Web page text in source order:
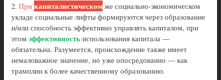
2. При капиталистическом же социально-экономическом
укладе социальные лифты формируются через образование
и/или способность эффективно управлять капиталом, при
этом эффективность использования капитала —
обязательна. Разумеется, происхождение также имеет
немаловажное значение, но уже опосредованно — как
трамплин к более качественному образованию.